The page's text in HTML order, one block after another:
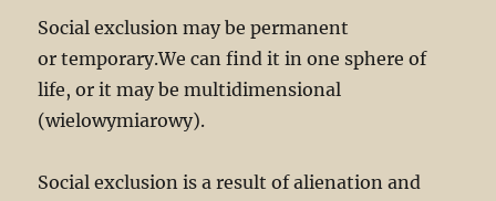
Social exclusion may be permanent
or temporary.We can find it in one sphere of
life, or it may be multidimensional
(wielowymiarowy).
Social exclusion is a result of alienation and